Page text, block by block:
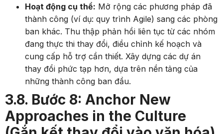
Hoạt động cụ thể: Mở rộng các phương pháp đã
thành công (ví dụ: quy trình Agile) sang các phòng
ban khác. Thu thập phản hồi liên tục từ các nhóm
đang thực thi thay đổi, điều chỉnh kế hoạch và
cung cấp hỗ trợ cần thiết. Xây dựng các dự án
thay đổi phức tạp hơn, dựa trên nền tảng của
những thành công ban đầu.
3.8. Bước 8: Anchor New
Approaches in the Culture